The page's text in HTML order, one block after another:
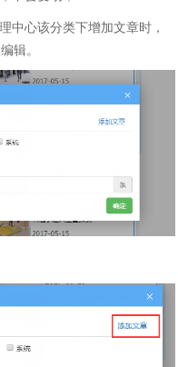
中心该分类下增加文章时，
辑。